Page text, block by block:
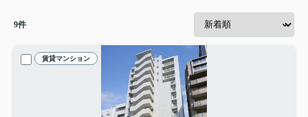
9件
賃貸マンション